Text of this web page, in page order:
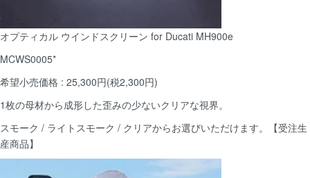
オプティカル ウインドスクリーン for Ducati MH900e
MCWS0005*
希望小売価格 : 25,300円(税2,300円)
1枚の母材から成形した歪みの少ないクリアな視界。
スモーク / ライトスモーク / クリアからお選びいただけます。【受注生
産商品】